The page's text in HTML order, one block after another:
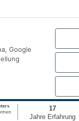
Google